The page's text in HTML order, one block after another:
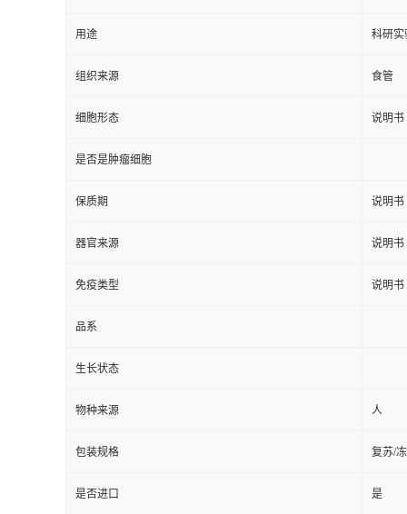
用途 科研实
组织来源 食管
细胞形态 说明书
是否是肿瘤细胞
保质期 说明书
器官来源 说明书
免疫类型 说明书
品系
生长状态
物种来源 人
包装规格 复苏/
是否进口 是